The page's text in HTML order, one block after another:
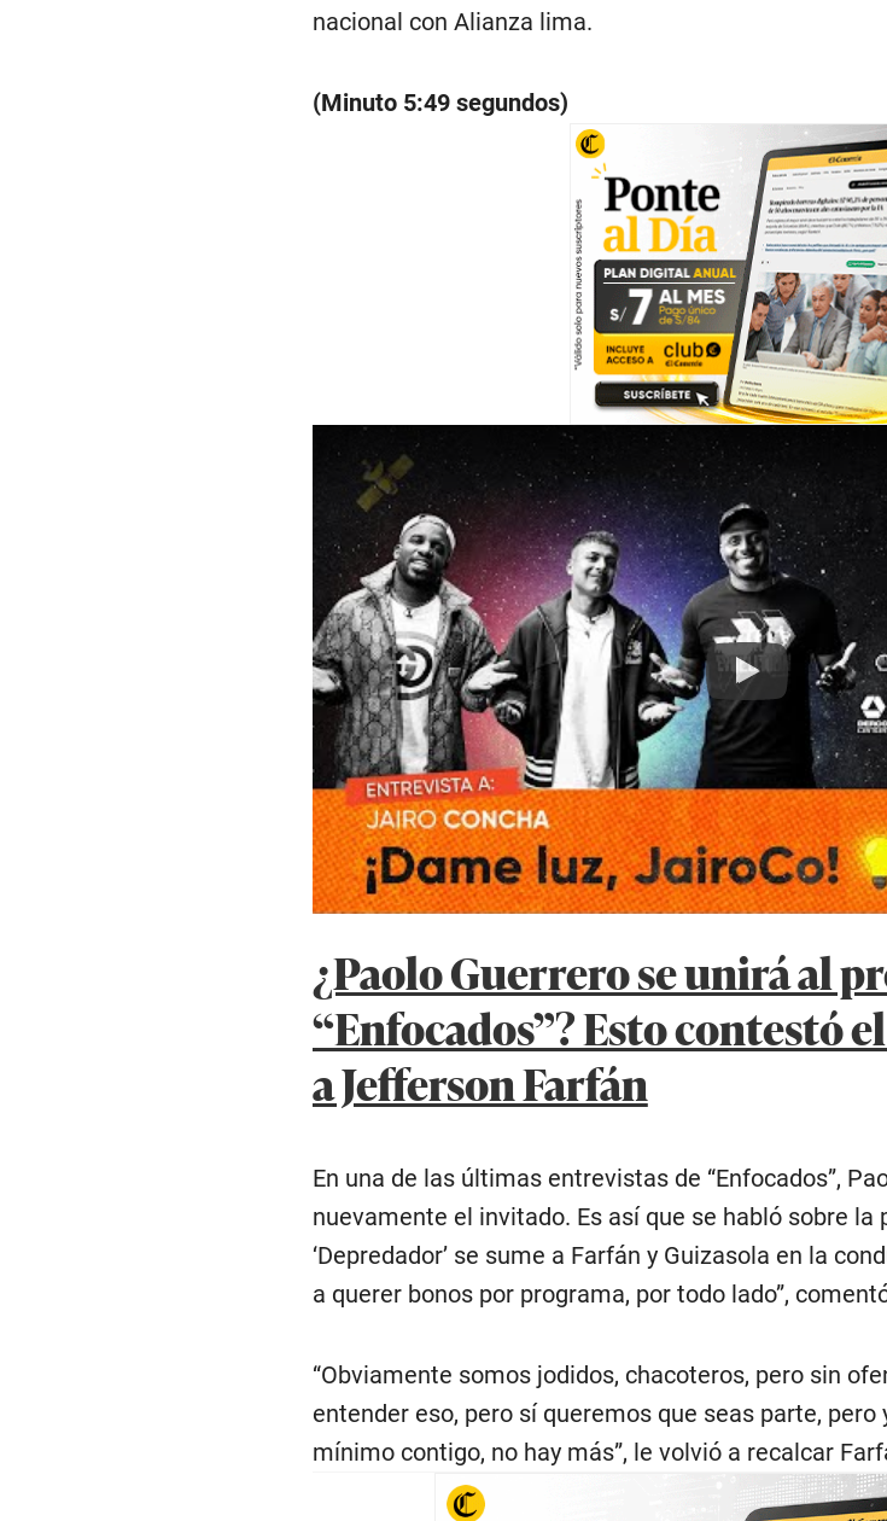
nacional con Alianza lima.
(Minuto 5:49 segundos)
Play
¿Paolo Guerrero se unirá al
“Enfocados”? Esto contestó
a Jefferson Farfán
En una de las últimas entrevistas de “Enfocados”,
nuevamente el invitado. Es así que se habló sobre la
‘Depredador’ se sume a Farfán y Guizasola en la
a querer bonos por programa, por todo lado”,
“Obviamente somos jodidos, chacoteros, pero sin
entender eso, pero sí queremos que seas parte,
mínimo contigo, no hay más”, le volvió a recalcar